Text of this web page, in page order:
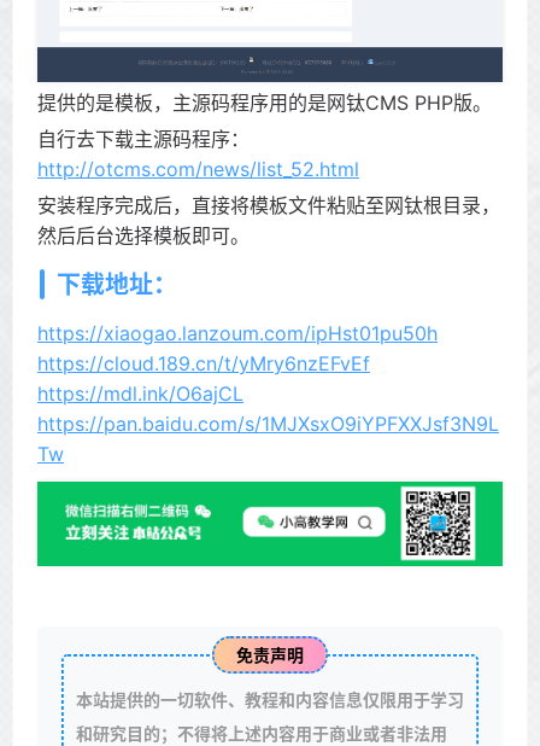
提供的是模板，主源码程序用的是网钛CMS PHP版。
自行去下载主源码程序：
http://otcms.com/news/list_52.html
安装程序完成后，直接将模板文件粘贴至网钛根目录，
然后后台选择模板即可。
下载地址：
https://xiaogao.lanzoum.com/ipHst01pu50h
https://cloud.189.cn/t/yMry6nzEFvEf
https://mdl.ink/O6ajCL
https://pan.baidu.com/s/1MJXsxO9iYPFXXJsf3N9L
Tw
免责声明
本站提供的一切软件、教程和内容信息仅限用于学习
和研究目的；不得将上述内容用于商业或者非法用